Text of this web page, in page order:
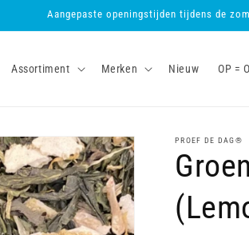
Aangepaste openingstijden tijdens de
Assortiment Merken Nieuw OP =
PROEF DE DAG®